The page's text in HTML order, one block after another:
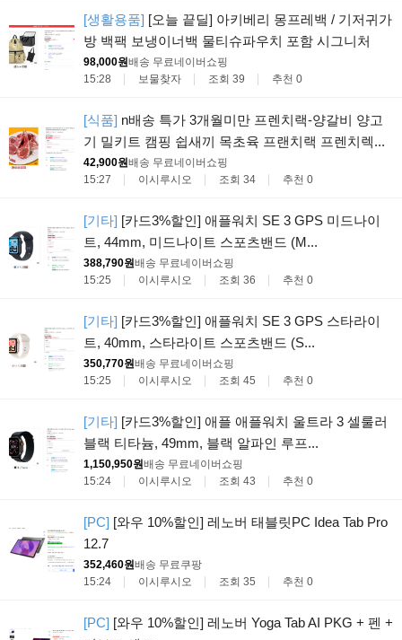
[생활용품] [오늘 끝딜] 아키베리 몽프레백 / 기저귀가
방 백팩 보냉이너백 물티슈파우치 포함 시그니처
98,000원배송 무료네이버쇼핑
15:28
보물찾자 조회 39 추천 0
[식품] n배송 특가 3개월미만 프렌치랙-양갈비 양고
기 밀키트 캠핑 쉽새끼 목초육 프랜치랙 프렌치렉...
42,900원배송 무료네이버쇼핑
15:27
이시루시오 조회 34 추천 0
[기타] [카드3%할인] 애플워치 SE 3 GPS 미드나이
트, 44mm, 미드나이트 스포츠밴드 (M...
388,790원배송 무료네이버쇼핑
15:25
이시루시오 조회 36 추천 0
[기타] [카드3%할인] 애플워치 SE 3 GPS 스타라이
트, 40mm, 스타라이트 스포츠밴드 (S...
350,770원배송 무료네이버쇼핑
15:25
이시루시오 조회 45 추천 0
[기타] [카드3%할인] 애플 애플워치 울트라 3 셀룰러
블랙 티타늄, 49mm, 블랙 알파인 루프...
1,150,950원배송 무료네이버쇼핑
15:24
이시루시오 조회 43 추천 0
[PC] [와우 10%할인] 레노버 태블릿PC Idea Tab Pro
12.7
352,460원배송 무료쿠팡
15:24
이시루시오 조회 35 추천 0
[PC] [와우 10%할인] 레노버 Yoga Tab AI PKG + 펜 +